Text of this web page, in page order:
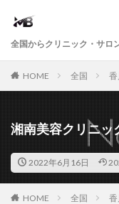
全国からクリニック・サロ
HOME 全国
湘南美容クリニッ
2022年6月16日
HOME 全国